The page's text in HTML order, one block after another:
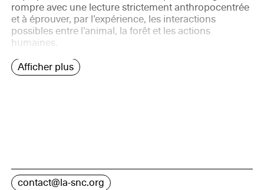
rompre avec une lecture strictement anthropocentrée
et à éprouver, par l’expérience, les interactions
possibles entre l’animal, la forêt et les actions
humaines.
Afficher plus
contact@la-snc.org